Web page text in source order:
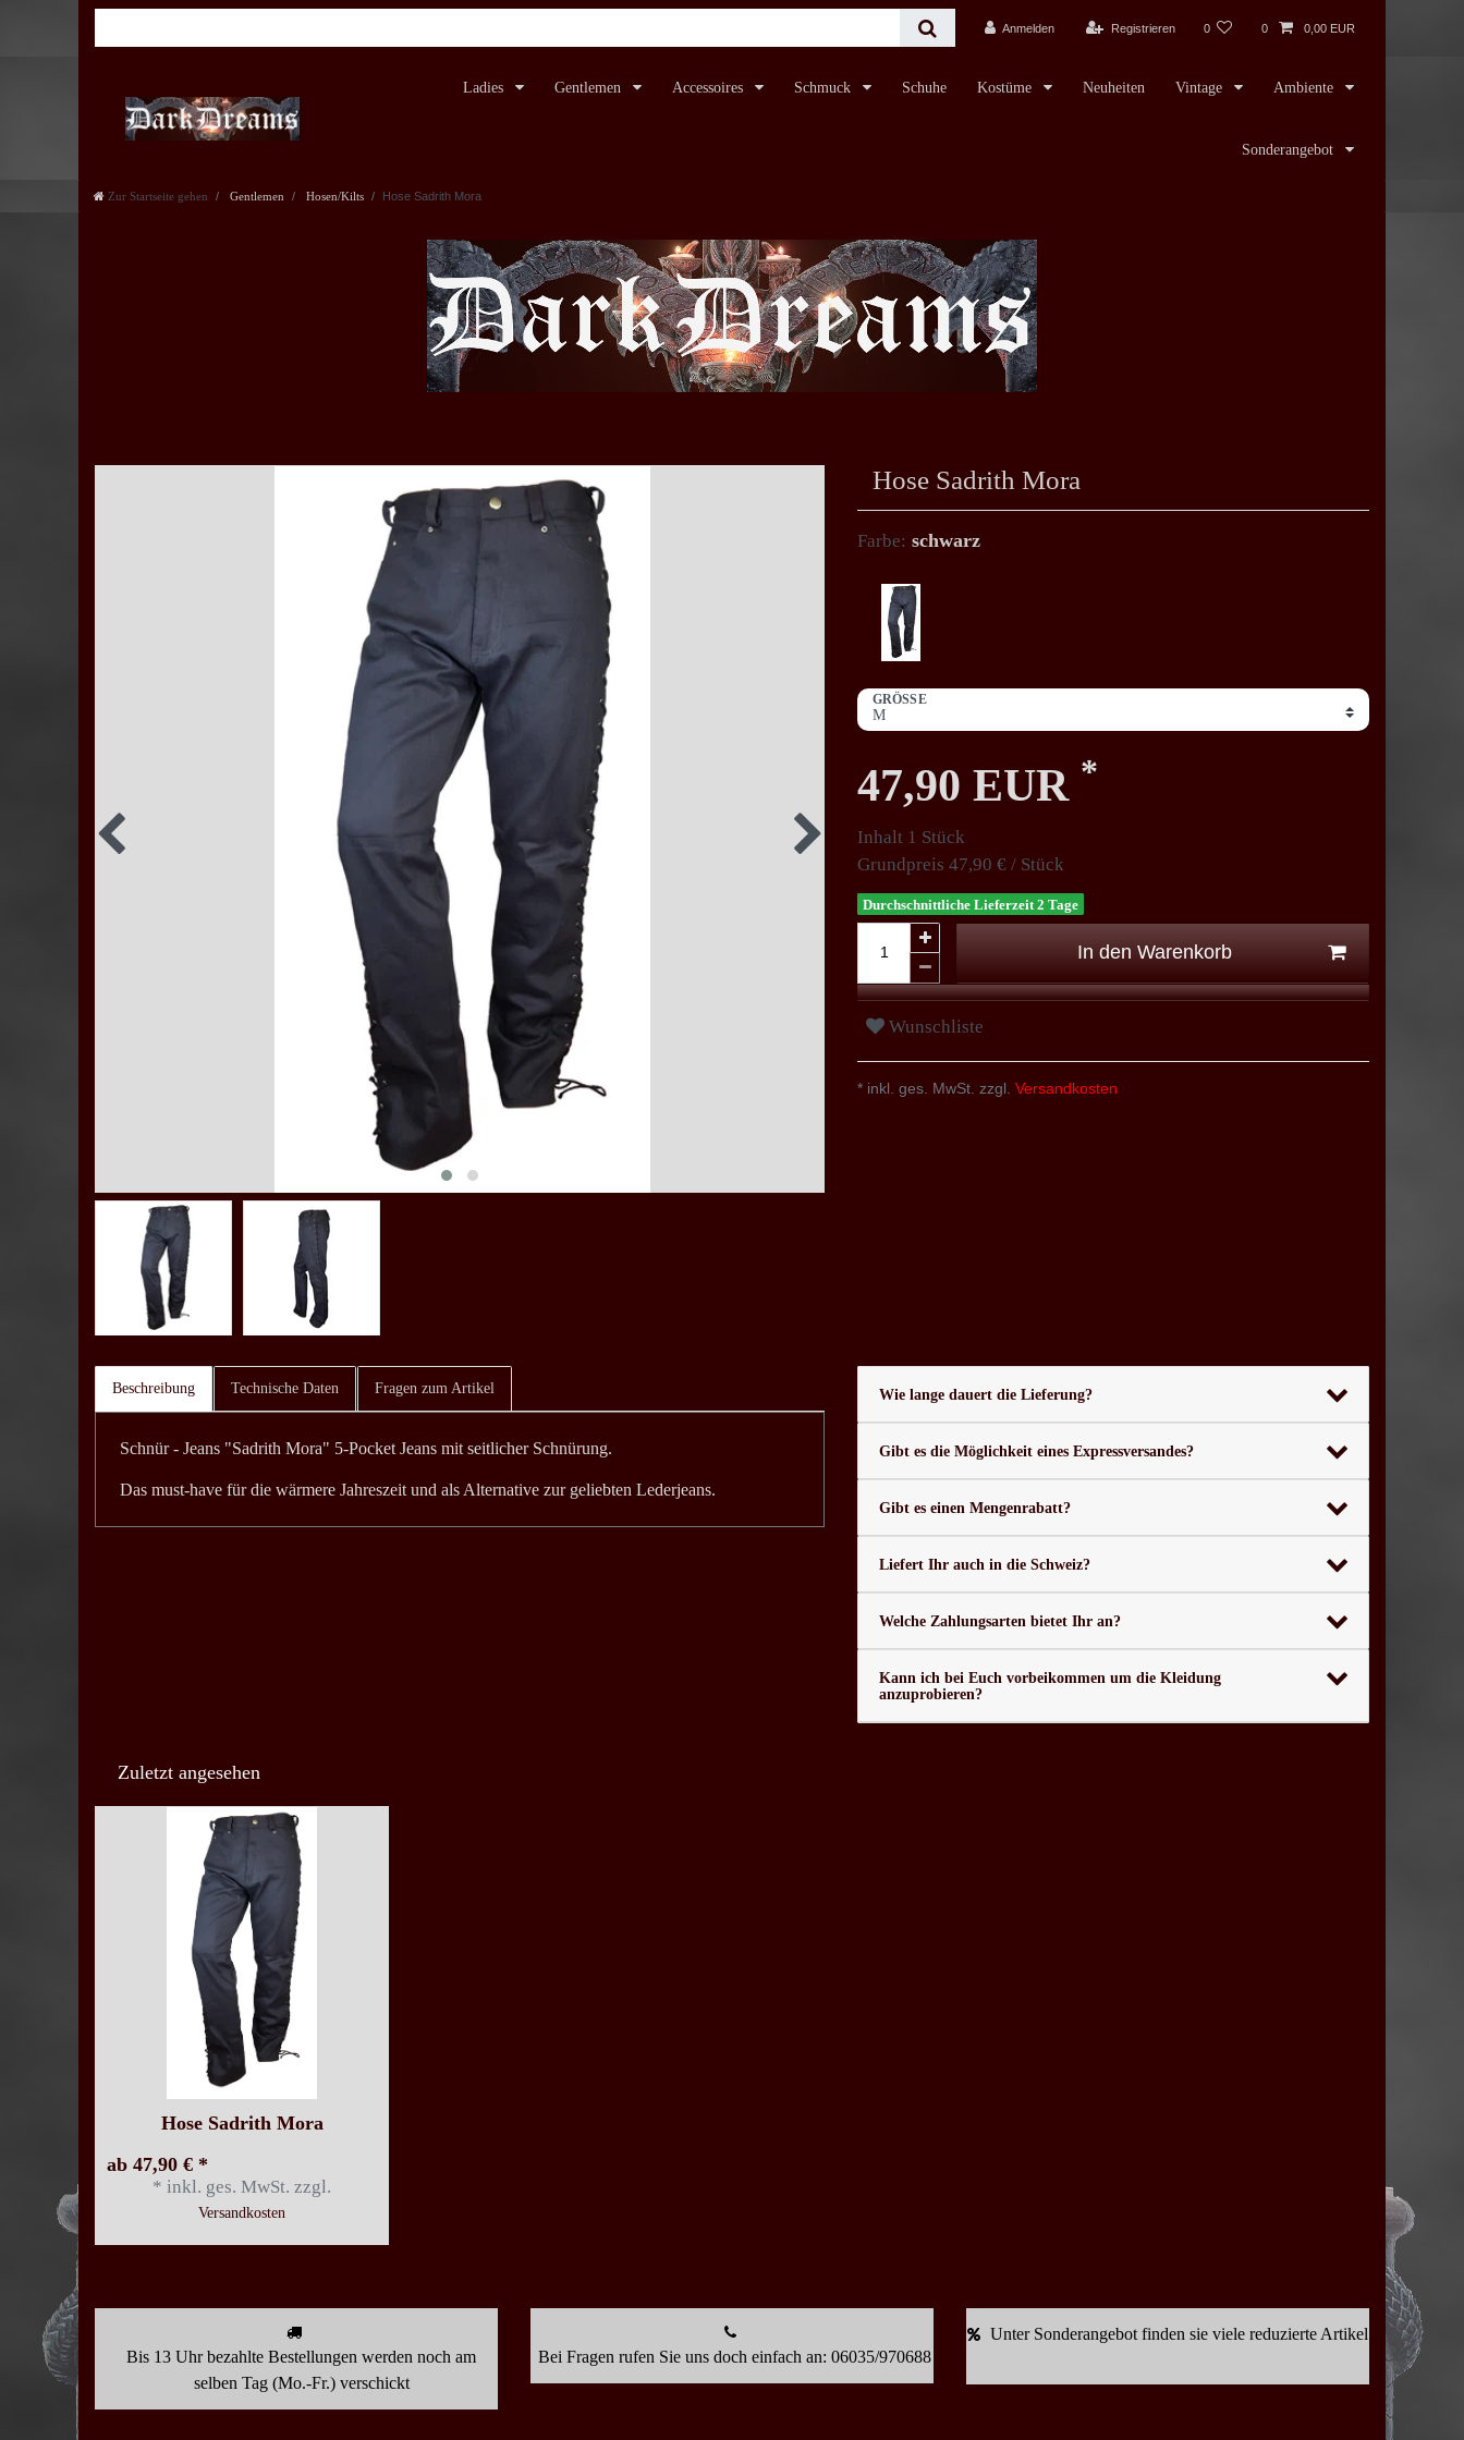
Anmelden Registrieren 0 0 0,00 EUR
Ladies Gentlemen Accessoires Schmuck Schuhe Kostüme Neuheiten Vintage Ambiente
Sonderangebot
Zur Startseite gehen Gentlemen Hosen/Kilts Hose Sadrith Mora
Hose Sadrith Mora
Farbe: schwarz
GRÖSSE
47,90 EUR *
Inhalt 1 Stück
Grundpreis 47,90 € / Stück
Durchschnittliche Lieferzeit 2 Tage
In den Warenkorb
Wunschliste
* inkl. ges. MwSt. zzgl. Versandkosten
Beschreibung Technische Daten Fragen zum Artikel
Schnür - Jeans "Sadrith Mora" 5-Pocket Jeans mit seitlicher Schnürung.
Das must-have für die wärmere Jahreszeit und als Alternative zur geliebten Lederjeans.
Wie lange dauert die Lieferung?
Gibt es die Möglichkeit eines Expressversandes?
Gibt es einen Mengenrabatt?
Liefert Ihr auch in die Schweiz?
Welche Zahlungsarten bietet Ihr an?
Kann ich bei Euch vorbeikommen um die Kleidung
anzuprobieren?
Zuletzt angesehen
Hose Sadrith Mora
ab 47,90 € *
* inkl. ges. MwSt. zzgl.
Versandkosten
Bis 13 Uhr bezahlte Bestellungen werden noch am
selben Tag (Mo.-Fr.) verschickt
Bei Fragen rufen Sie uns doch einfach an: 06035/970688
Unter Sonderangebot finden sie viele reduzierte Artikel